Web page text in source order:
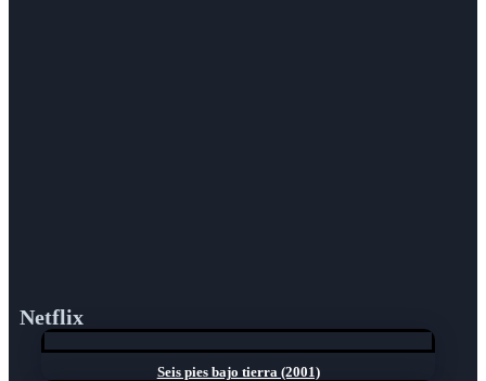
Netflix
Seis pies bajo tierra (2001)